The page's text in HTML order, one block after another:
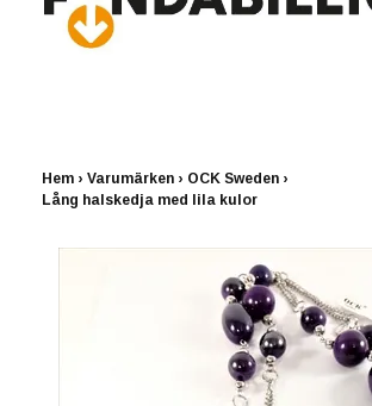
Hem › Varumärken › OCK Sweden ›
Lång halskedja med lila kulor